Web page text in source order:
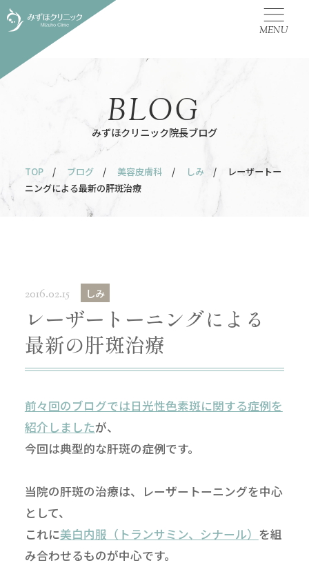
MENU
みずほクリニック院長ブログ
BLOG
TOP / ブログ / 美容皮膚科 / しみ
/ レーザートー
ニングによる最新の肝斑治療
2016.02.15 しみ
レーザートーニングによる
最新の肝斑治療
前々回のブログでは日光性色素斑に関する症例を
紹介しましたが、
今回は典型的な肝斑の症例です。
当院の肝斑の治療は、レーザートーニングを中心
として、
これに美白内服（トランサミン、シナール） を組
み合わせるものが中心です。